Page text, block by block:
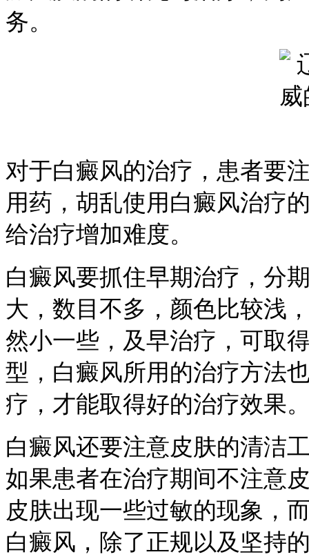
务。
对于白癜风的治疗，患者要
用药，胡乱使用白癜风治疗
给治疗增加难度。
白癜风要抓住早期治疗，分
大，数目不多，颜色比较浅
然小一些，及早治疗，可取
型，白癜风所用的治疗方法
疗，才能取得好的治疗效果
白癜风还要注意皮肤的清洁
如果患者在治疗期间不注意
皮肤出现一些过敏的现象，
白癜风，除了正规以及坚持